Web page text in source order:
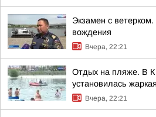
Экзамен с
вождения
Вчера, 22:21
Отдых на пляже. В
установилась
Вчера, 22:21